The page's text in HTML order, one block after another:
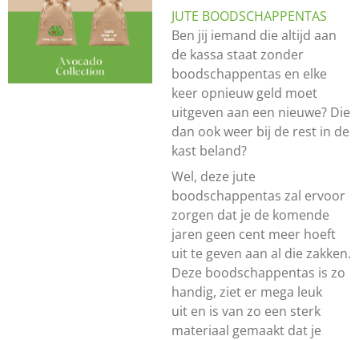
JUTE BOODSCHAPPENTAS
Ben jij iemand die altijd aan
de kassa staat zonder
boodschappentas en elke
keer opnieuw geld moet
uitgeven aan een nieuwe? Die
dan ook weer bij de rest in de
kast beland?
Wel, deze jute
boodschappentas zal ervoor
zorgen dat je de komende
jaren geen cent meer hoeft
uit te geven aan al die zakken.
Deze boodschappentas is zo
handig, ziet er mega leuk
uit en is van zo een sterk
materiaal gemaakt dat je